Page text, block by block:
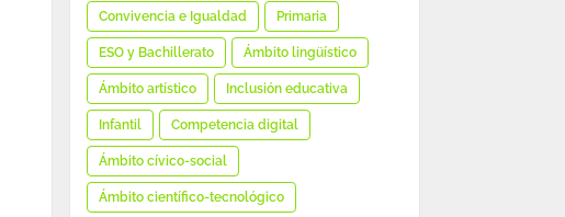
Convivencia e Igualdad Primaria
ESO y Bachillerato Ámbito lingüístico
Ámbito artístico Inclusión educativa
Infantil Competencia digital
Ámbito cívico-social
Ámbito científico-tecnológico